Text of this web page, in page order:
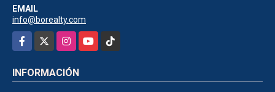
EMAIL
info@borealty.com
Facebook
InstagramYouTubeTikTok
INFORMACIÓN